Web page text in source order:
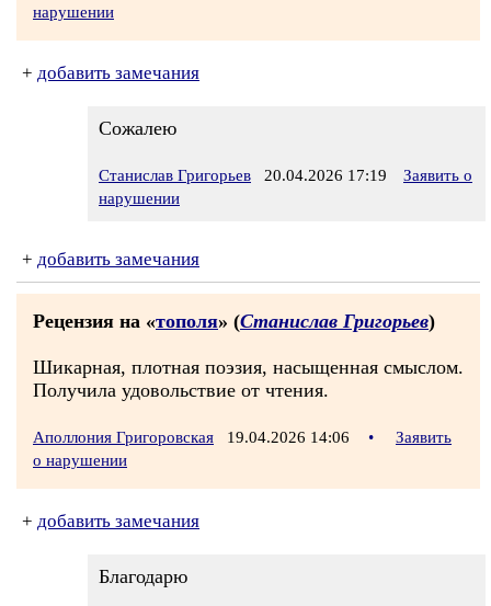
нарушении
+ добавить замечания
Сожалею
Станислав Григорьев 20.04.2026 17:19
Заявить о
нарушении
+ добавить замечания
Рецензия на «тополя» (Станислав Григорьев)
Шикарная, плотная поэзия, насыщенная смыслом.
Получила удовольствие от чтения.
Аполлония Григоровская 19.04.2026 14:06 •
Заявить
о нарушении
+ добавить замечания
Благодарю